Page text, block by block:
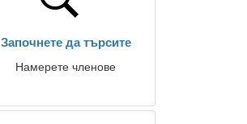
Започнете да търсите
Намерете членове